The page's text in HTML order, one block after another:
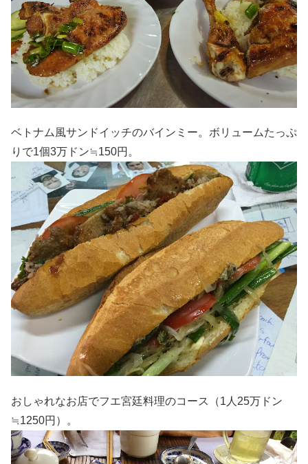
ベトナム風サンドイッチのバインミー。ボリュームたっぷ
りで1個3万ドン≒150円。
おしゃれなお店でフエ宮廷料理のコース（1人25万ドン
≒1250円）。